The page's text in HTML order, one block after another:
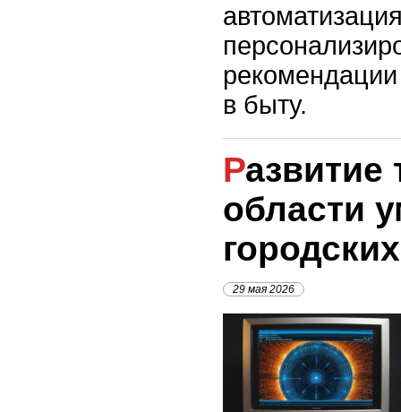
в быту.
Развитие технологий в
области
29 мая 2026